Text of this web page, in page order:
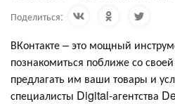
Поделиться:
ВКонтакте – это мощный
познакомиться поближе со
предлагать им ваши товары и
специалисты Digital-агентства